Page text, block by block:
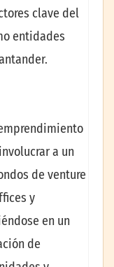
clave del
entidades
a un
de venture
y
en un
de